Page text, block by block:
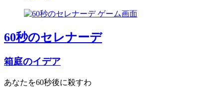
60秒のセレナーデ
箱庭のイデア
あなたを60秒後に殺すわ